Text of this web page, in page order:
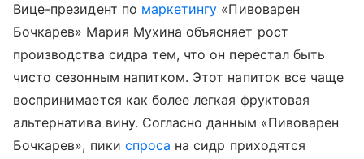
Вице-президент по маркетингу «Пивоварен
Бочкарев» Мария Мухина объясняет рост
производства сидра тем, что он перестал быть
чисто сезонным напитком. Этот напиток все чаще
воспринимается как более легкая фруктовая
альтернатива вину. Согласно данным «Пивоварен
Бочкарев», пики спроса на сидр приходятся